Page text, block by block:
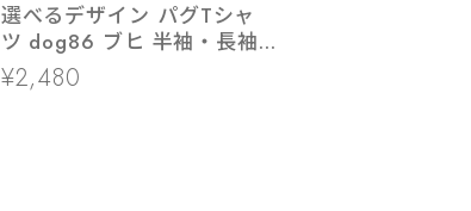
選べるデザイン パグTシャ
ツ dog86 ブヒ 半袖・長袖
ユニーク 手描きイラスト 犬
好き 犬服 イラスト
¥2,480